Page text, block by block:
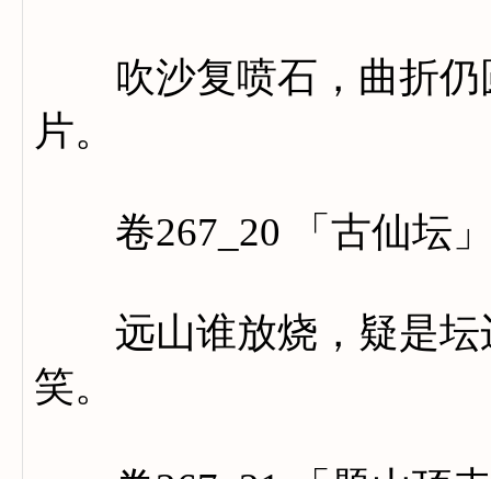
吹沙复喷石，曲折仍
片。
卷267_20 「古仙坛
远山谁放烧，疑是坛
笑。